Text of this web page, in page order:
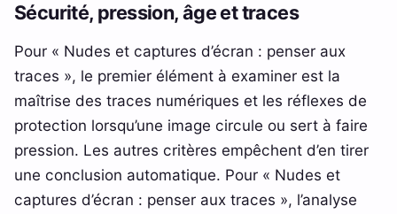
Sécurité, pression, âge et traces
Pour « Nudes et captures d’écran : penser aux
traces », le premier élément à examiner est la
maîtrise des traces numériques et les réflexes de
protection lorsqu’une image circule ou sert à faire
pression. Les autres critères empêchent d’en tirer
une conclusion automatique. Pour « Nudes et
captures d’écran : penser aux traces », l’analyse